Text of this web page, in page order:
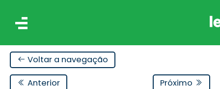
Voltar a navegação
Anterior Próximo